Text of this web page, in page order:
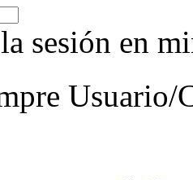
sesión en
Usuario/